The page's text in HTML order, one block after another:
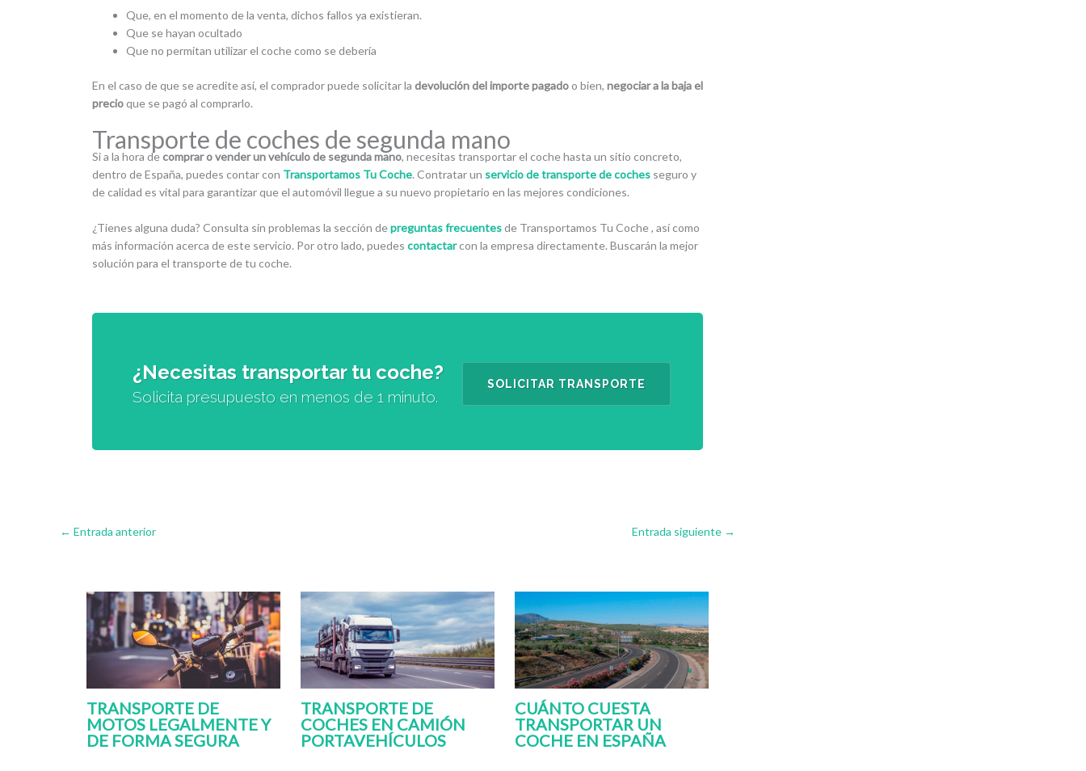
Que, en el momento de la venta, dichos fallos ya existieran.
Que se hayan ocultado
Que no permitan utilizar el coche como se debería
En el caso de que se acredite así, el comprador puede solicitar la devolución del importe pagadoo bien, negociar a la baja el
precioque se pagó al comprarlo.
Transporte de coches de segunda mano
Si a la hora de comprar o vender un vehículo de segunda mano, necesitas transportar el coche hasta un sitio concreto,
dentro de España, puedes contar con Transportamos Tu Coche. Contratar un servicio de transporte de coches seguro y
de calidad es vital para garantizar que el automóvil llegue a su nuevo propietario en las mejores condiciones.
¿Tienes alguna duda? Consulta sin problemas la sección depreguntas frecuentesde Transportamos Tu Coche , así como
más información acerca de este servicio. Por otro lado, puedes contactarcon la empresa directamente. Buscarán la mejor
solución para el transporte de tu coche.
¿Necesitas transportar tu coche?
Solicita presupuesto en menos de 1 minuto.
SOLICITAR TRANSPORTE
← Entrada anterior Entrada siguiente →
TRANSPORTE DE
MOTOS LEGALMENTE Y
DE FORMA SEGURA
TRANSPORTE DE
COCHES EN CAMIÓN
PORTAVEHÍCULOS
CUÁNTO CUESTA
TRANSPORTAR UN
COCHE EN ESPAÑA